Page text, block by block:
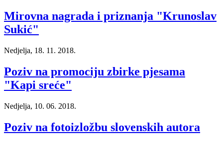
Mirovna nagrada i priznanja "Krunoslav
Sukić"
Nedjelja, 18. 11. 2018.
Poziv na promociju zbirke pjesama
"Kapi sreće"
Nedjelja, 10. 06. 2018.
Poziv na fotoizložbu slovenskih autora